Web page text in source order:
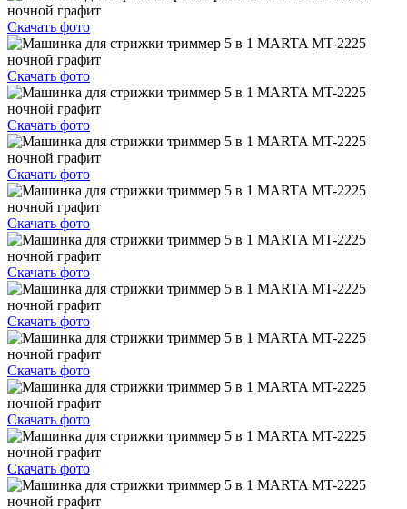
Скачать фото
Скачать фото
Скачать фото
Скачать фото
Скачать фото
Скачать фото
Скачать фото
Скачать фото
Скачать фото
Скачать фото